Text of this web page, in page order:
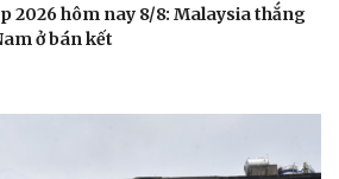
2026 hôm nay 8/8: Malaysia thắng
ở bán kết